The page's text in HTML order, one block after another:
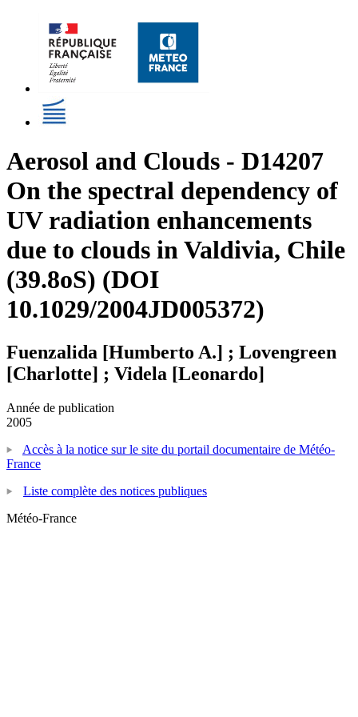
Aerosol and Clouds - D14207
On the spectral dependency of
UV radiation enhancements
due to clouds in Valdivia, Chile
(39.8oS) (DOI
10.1029/2004JD005372)
Fuenzalida [Humberto A.] ; Lovengreen
[Charlotte] ; Videla [Leonardo]
Année de publication
2005
Accès à la notice sur le site du portail documentaire de Météo-
France
Liste complète des notices publiques
Météo-France